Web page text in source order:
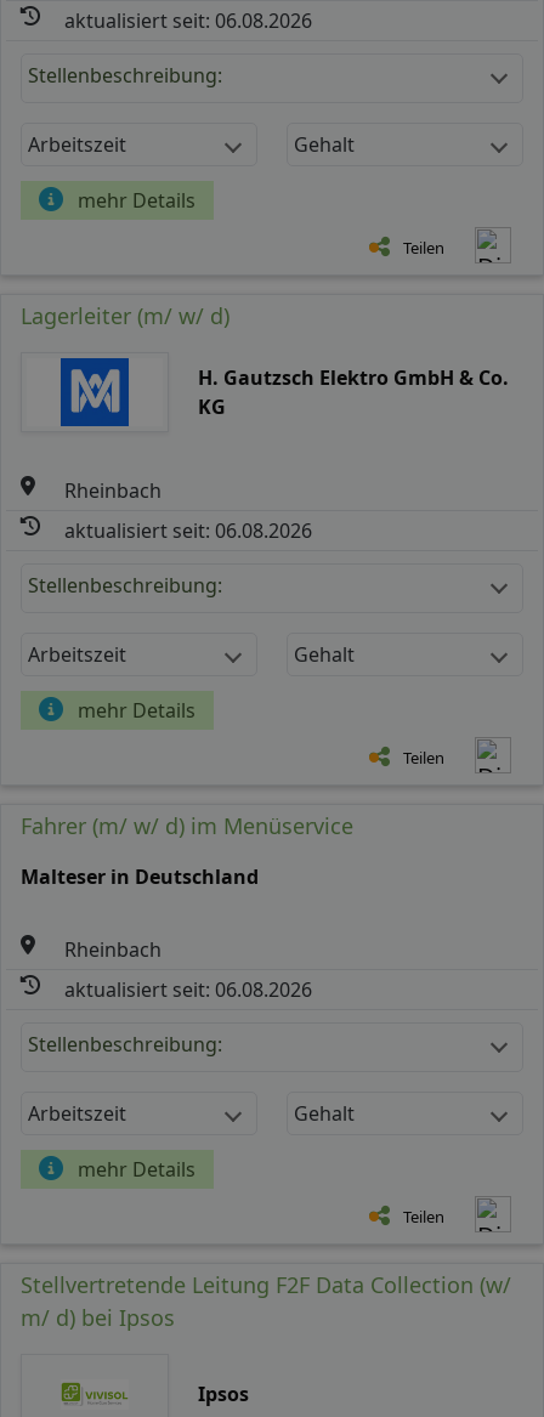
aktualisiert seit: 06.08.2026
Stellenbeschreibung:
Arbeitszeit Gehalt
mehr Details
Teilen
Lagerleiter (m/ w/ d)
H. Gautzsch Elektro GmbH & Co.
KG
Rheinbach
aktualisiert seit: 06.08.2026
Stellenbeschreibung:
Arbeitszeit Gehalt
mehr Details
Teilen
Fahrer (m/ w/ d) im Menüservice
Malteser in Deutschland
Rheinbach
aktualisiert seit: 06.08.2026
Stellenbeschreibung:
Arbeitszeit Gehalt
mehr Details
Teilen
Stellvertretende Leitung F2F Data Collection (w/
m/ d) bei Ipsos
Ipsos